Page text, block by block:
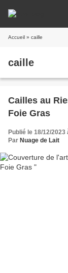
Accueil » caille
caille
Cailles au
Foie Gras
Publié le 18/12/2023
Par Nuage de Lait